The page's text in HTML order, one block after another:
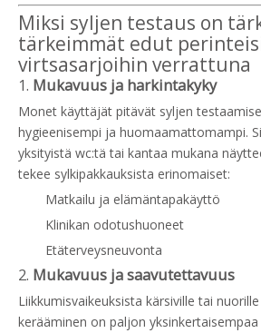
Miksi syljen testaus on
tärkeimmät edut
virtsasarjoihin verrattuna
1. Mukavuus ja harkintakyky
Monet käyttäjät pitävät syljen
hygieenisempi ja huomaamattomampi.
yksityistä wc:tä tai kantaa mukana
tekee sylkipakkauksista erinomaiset:
Matkailu ja elämäntapakäyttö
Klinikan odotushuoneet
Etäterveysneuvonta
2. Mukavuus ja saavutettavuus
Liikkumisvaikeuksista kärsiville tai
kerääminen on paljon